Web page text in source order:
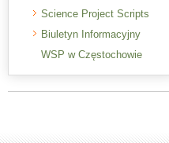
Science Project Scripts
Biuletyn Informacyjny
WSP w Częstochowie